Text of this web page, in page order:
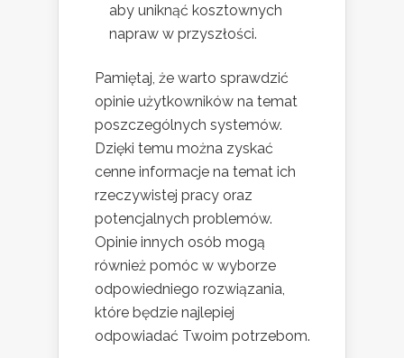
aby uniknąć kosztownych
napraw w przyszłości.
Pamiętaj, że warto sprawdzić
opinie użytkowników na temat
poszczególnych systemów.
Dzięki temu można zyskać
cenne informacje na temat ich
rzeczywistej pracy oraz
potencjalnych problemów.
Opinie innych osób mogą
również pomóc w wyborze
odpowiedniego rozwiązania,
które będzie najlepiej
odpowiadać Twoim potrzebom.